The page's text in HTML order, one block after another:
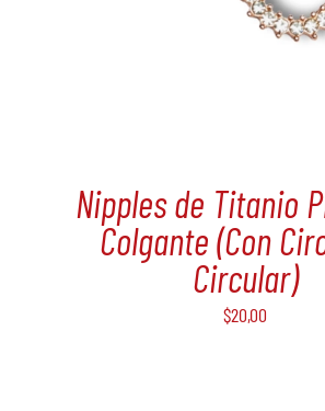
Nipples de Titanio
Colgante (Con
Circular)
$20,00